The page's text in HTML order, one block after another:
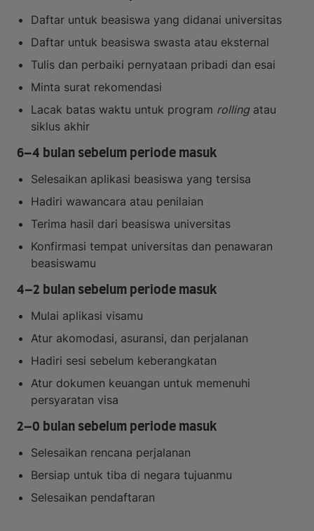
Daftar untuk beasiswa yang didanai universitas
Daftar untuk beasiswa swasta atau eksternal
Tulis dan perbaiki pernyataan pribadi dan esai
Minta surat rekomendasi
Lacak batas waktu untuk program rollingatau
siklus akhir
6–4 bulan sebelum periode masuk
Selesaikan aplikasi beasiswa yang tersisa
Hadiri wawancara atau penilaian
Terima hasil dari beasiswa universitas
Konfirmasi tempat universitas dan penawaran
beasiswamu
4–2 bulan sebelum periode masuk
Mulai aplikasi visamu
Atur akomodasi, asuransi, dan perjalanan
Hadiri sesi sebelum keberangkatan
Atur dokumen keuangan untuk memenuhi
persyaratan visa
2–0 bulan sebelum periode masuk
Selesaikan rencana perjalanan
Bersiap untuk tiba di negara tujuanmu
Selesaikan pendaftaran